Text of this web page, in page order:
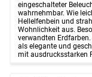
eingeschalteter
wahrnehmbar. Wie
Hellelfenbein und
Wohnlichkeit aus.
verwandten
als elegante und
mit ausdrucksstarken